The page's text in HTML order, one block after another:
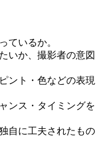
ているか。
いか、撮影者の意図
ント・色などの表現
ンス・タイミングを
自に工夫されたもの